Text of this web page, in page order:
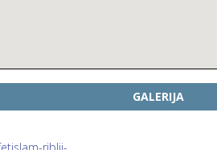
GALERIJA